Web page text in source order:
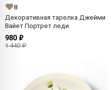
8
Декоративная тарелка Джейми
Вайет Портрет леди
980 ₽
1 440 ₽